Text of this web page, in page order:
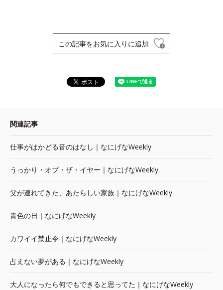
この記事をお気に入りに追加
関連記事
仕事がはかどる音のはなし｜なにげなWeekly
うっかり・オブ・ザ・イヤー｜なにげなWeekly
父が連れてきた、あたらしい家族｜なにげなWeekly
青色の日｜なにげなWeekly
カワイイ禁止令｜なにげなWeekly
占えない夢がある｜なにげなWeekly
大人になったら何でもできると思ってた｜なにげなWeekly